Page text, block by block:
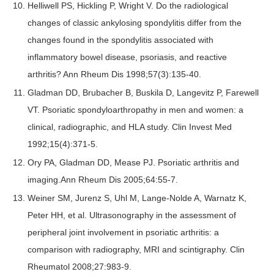
Helliwell PS, Hickling P, Wright V. Do the radiological
changes of classic ankylosing spondylitis differ from the
changes found in the spondylitis associated with
inflammatory bowel disease, psoriasis, and reactive
arthritis? Ann Rheum Dis 1998;57(3):135-40.
Gladman DD, Brubacher B, Buskila D, Langevitz P, Farewell
VT. Psoriatic spondyloarthropathy in men and women: a
clinical, radiographic, and HLA study. Clin Invest Med
1992;15(4):371-5.
Ory PA, Gladman DD, Mease PJ. Psoriatic arthritis and
imaging.Ann Rheum Dis 2005;64:55-7.
Weiner SM, Jurenz S, Uhl M, Lange-Nolde A, Warnatz K,
Peter HH, et al. Ultrasonography in the assessment of
peripheral joint involvement in psoriatic arthritis: a
comparison with radiography, MRI and scintigraphy. Clin
Rheumatol 2008;27:983-9.